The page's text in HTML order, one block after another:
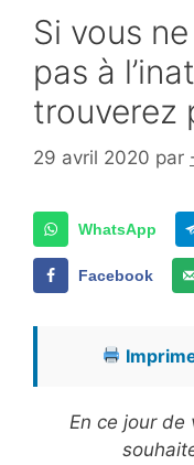
Si vous
pas à
trouverez
29 avril 2020 par
WhatsApp
Facebook
En ce jour de